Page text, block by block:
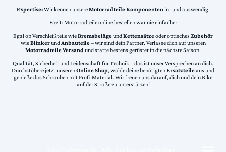
Expertise:Wir kennen unsereMotorradteile Komponentenin- und auswendig.
Fazit: Motorradteile online bestellen war nie einfacher
Egal ob Verschleißteile wieBremsbelägeundKettensätzeoder optischesZubehör
wieBlinkerundAnbauteile– wir sind dein Partner. Verlasse dich auf unseren
Motorradteile Versand und starte bestens gerüstet in die nächste Saison.
Qualität, Sicherheit und Leidenschaft für Technik – das ist unser Versprechen an dich.
Durchstöbere jetzt unserenOnline Shop, wähle deine benötigtenErsatzteileaus und
genieße das Schrauben mit Profi-Material. Wir freuen uns darauf, dich und dein Bike
auf der Straße zu unterstützen!